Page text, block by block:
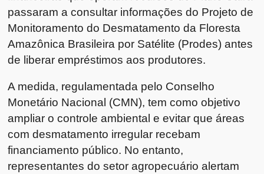
passaram a consultar informações do Projeto de
Monitoramento do Desmatamento da Floresta
Amazônica Brasileira por Satélite (Prodes) antes
de liberar empréstimos aos produtores.
A medida, regulamentada pelo Conselho
Monetário Nacional (CMN), tem como objetivo
ampliar o controle ambiental e evitar que áreas
com desmatamento irregular recebam
financiamento público. No entanto,
representantes do setor agropecuário alertam